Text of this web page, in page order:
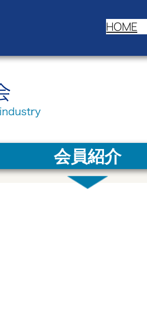
HOME
会員紹介